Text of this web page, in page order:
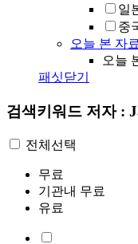
일
중
오늘 본 자료
오늘
패싯닫기
검색키워드 저자 :
전체선택
무료
기관내 무료
유료